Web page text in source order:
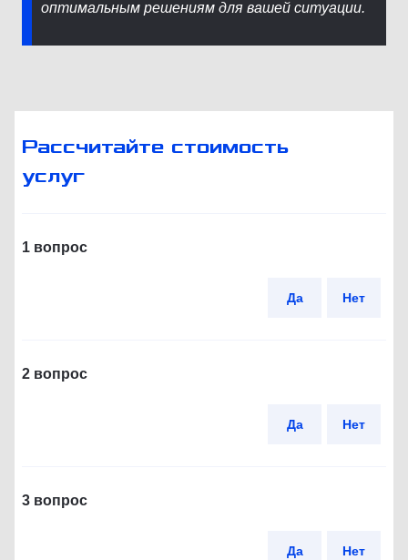
оптимальным решениям для вашей ситуации.
Рассчитайте стоимость
услуг
1 вопрос
Да Нет
2 вопрос
Да Нет
3 вопрос
Да Нет